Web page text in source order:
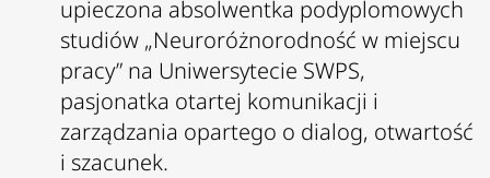
upieczona absolwentka podyplomowych
studiów „Neuroróżnorodność w miejscu
pracy” na Uniwersytecie SWPS,
pasjonatka otartej komunikacji i
zarządzania opartego o dialog, otwartość
i szacunek.